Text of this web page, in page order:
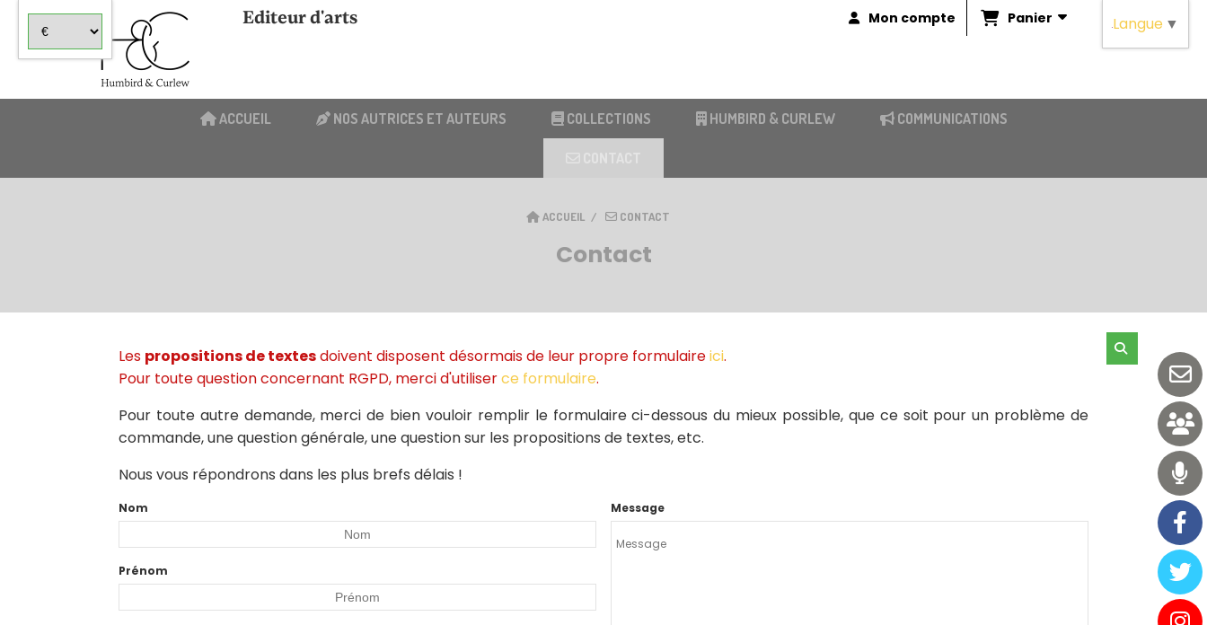
Editeur d'arts Mon compte Panier
ACCUEIL NOS AUTRICES ET AUTEURS COLLECTIONS HUMBIRD & CURLEW COMMUNICATIONS
ACCUEIL CONTACT
Contact
Les propositions de textesdoivent disposent désormais de leur propre formulaireici.
Pour toute question concernant RGPD, merci d'utiliserce formulaire.
Pour toute autre demande, merci de bien vouloir remplir le formulaire ci-dessous du mieux possible, que ce soit pour un problème de
commande, une question générale, une question sur les propositions de textes, etc.
Nous vous répondrons dans les plus brefs délais !
Nom
Prénom
Message
Langue ▼